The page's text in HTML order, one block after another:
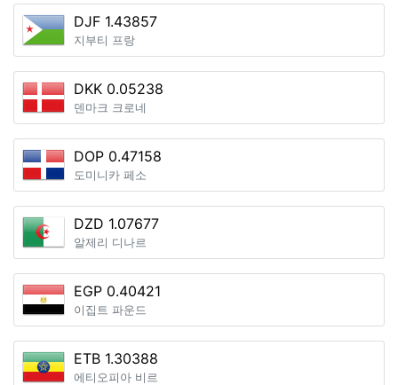
DJF 1.43857
지부티 프랑
DKK 0.05238
덴마크 크로네
DOP 0.47158
도미니카 페소
DZD 1.07677
알제리 디나르
EGP 0.40421
이집트 파운드
ETB 1.30388
에티오피아 비르